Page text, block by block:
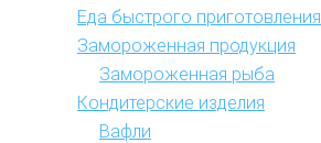
Еда быстрого приготовления
Замороженная продукция
Замороженная рыба
Кондитерские изделия
Вафли